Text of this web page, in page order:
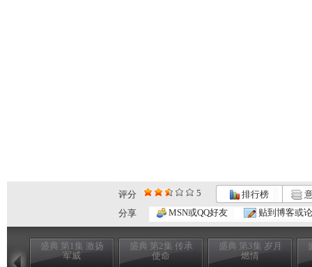
评分 5 排行榜
分享
MSN或QQ好友 贴到博客或
盛典 第1集 激扬
军威
盛典 第2集 传承
使命
盛典 第3集 岁月
燃情